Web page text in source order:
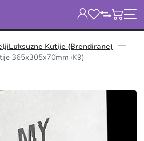
Luksuzne Kutije (brendirane)
365x305x70mm (K9)